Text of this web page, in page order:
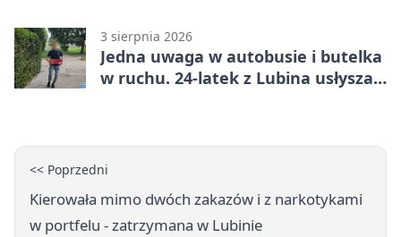
3 sierpnia 2026
Jedna uwaga w autobusie i butelka
w ruchu. 24-latek z Lubina usłyszał
<< Poprzedni
Kierowała mimo dwóch zakazów i z narkotykami
w portfelu - zatrzymana w Lubinie